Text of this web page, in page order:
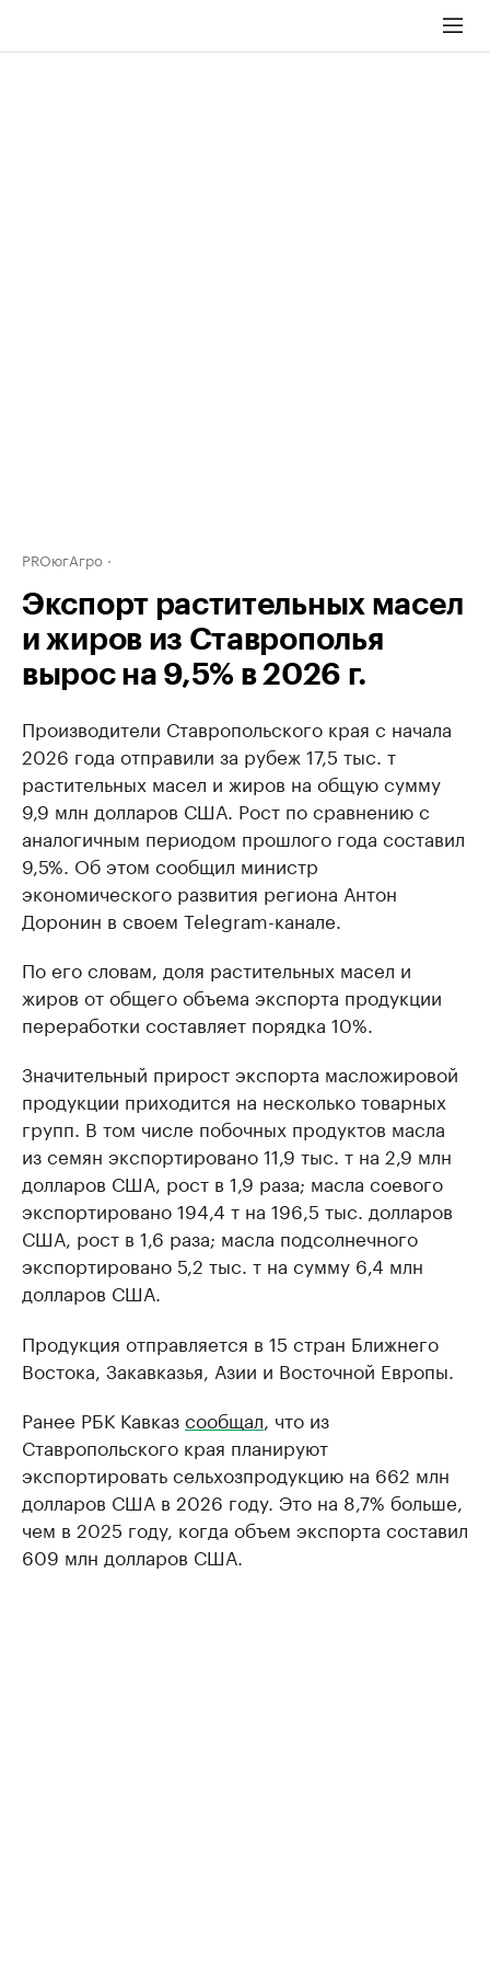
PROюгАгро
Экспорт растительных масел
и жиров из Ставрополья
вырос на 9,5% в 2026 г.
Производители Ставропольского края с начала
2026 года отправили за рубеж 17,5 тыс. т
растительных масел и жиров на общую сумму
9,9 млн долларов США. Рост по сравнению с
аналогичным периодом прошлого года составил
9,5%. Об этом сообщил министр
экономического развития региона Антон
Доронин в своем Telegram-канале.
По его словам, доля растительных масел и
жиров от общего объема экспорта продукции
переработки составляет порядка 10%.
Значительный прирост экспорта масложировой
продукции приходится на несколько товарных
групп. В том числе побочных продуктов масла
из семян экспортировано 11,9 тыс. т на 2,9 млн
долларов США, рост в 1,9 раза; масла соевого
экспортировано 194,4 т на 196,5 тыс. долларов
США, рост в 1,6 раза; масла подсолнечного
экспортировано 5,2 тыс. т на сумму 6,4 млн
долларов США.
Продукция отправляется в 15 стран Ближнего
Востока, Закавказья, Азии и Восточной Европы.
Ранее РБК Кавказсообщал , что из
Ставропольского края планируют
экспортировать сельхозпродукцию на 662 млн
долларов США в 2026 году. Это на 8,7% больше,
чем в 2025 году, когда объем экспорта составил
609 млн долларов США.